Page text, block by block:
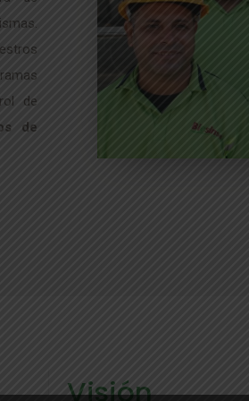
de
de
Visión